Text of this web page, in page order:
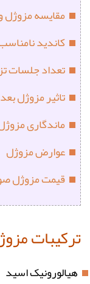
مقایسه مزوژل
کاندید
تعداد جلسات
تاثیر مزوژل
ماندگاری
عوارض مزوژل
قیمت مزوژل
ترکیبات
هیالورونیک اسید